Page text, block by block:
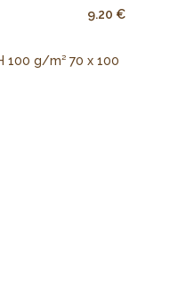
9.20 €